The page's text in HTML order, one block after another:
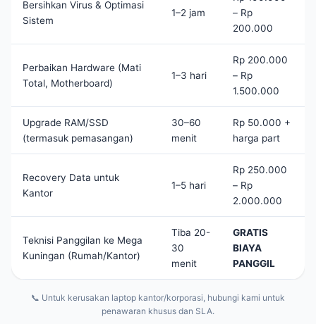
Bersihkan Virus & Optimasi
Sistem
1–2 jam
– Rp
200.000
Perbaikan Hardware (Mati
Total, Motherboard)
1–3 hari
Rp 200.000
– Rp
1.500.000
Upgrade RAM/SSD
(termasuk pemasangan)
30–60
menit
Rp 50.000 +
harga part
Recovery Data untuk
Kantor
1–5 hari
Rp 250.000
– Rp
2.000.000
Teknisi Panggilan ke Mega
Kuningan (Rumah/Kantor)
Tiba 20-
30
menit
GRATIS
BIAYA
PANGGIL
📞 Untuk kerusakan laptop kantor/korporasi, hubungi kami untuk
penawaran khusus dan SLA.